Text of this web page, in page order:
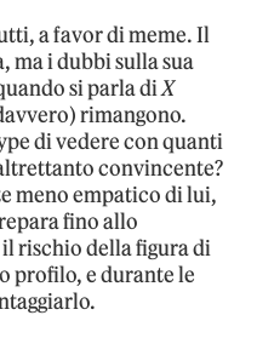
a favor di meme. Il
ma i dubbi sulla sua
si parla diX
rimangono.
di vedere con quanti
convincente?
meno empatico di lui,
fino allo
rischio della figura di
profilo, e durante le